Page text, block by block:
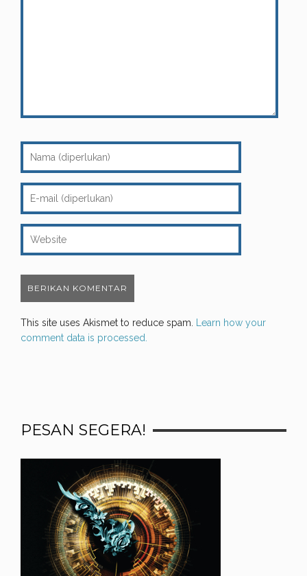
This site uses Akismet to reduce spam. Learn how your
comment data is processed.
PESAN SEGERA!